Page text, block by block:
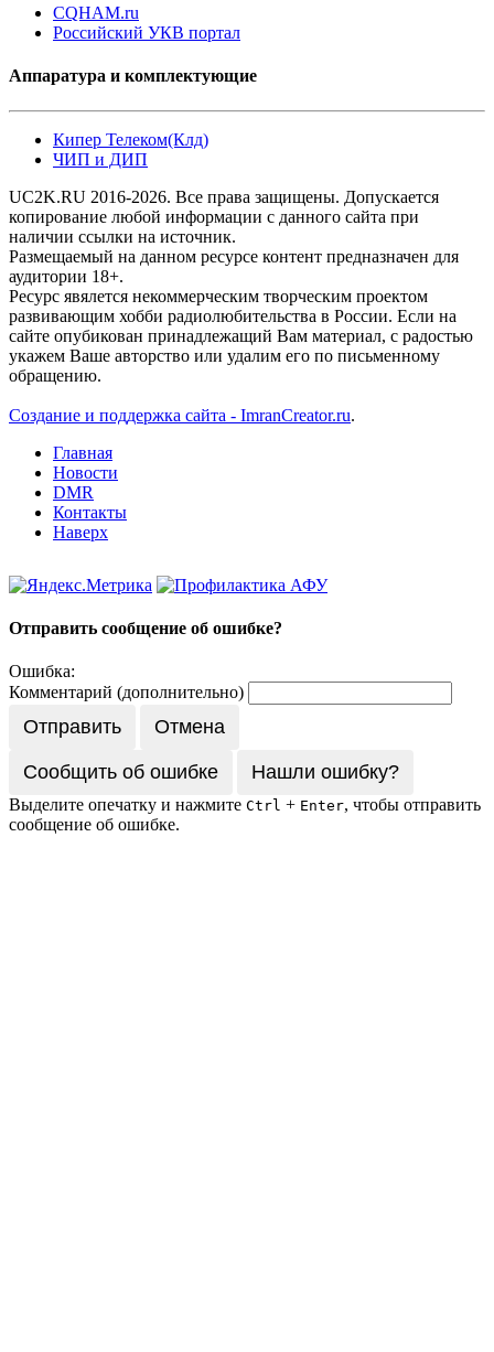
CQHAM.ru
Российский УКВ портал
Аппаратура и комплектующие
Кипер Телеком(Клд)
ЧИП и ДИП
UC2K.RU 2016-2026. Все права защищены. Допускается
копирование любой информации с данного сайта при
наличии ссылки на источник.
Размещаемый на данном ресурсе контент предназначен для
аудитории 18+.
Ресурс явялется некоммерческим творческим проектом
развивающим хобби радиолюбительства в России. Если на
сайте опубикован принадлежащий Вам материал, с радостью
укажем Ваше авторство или удалим его по письменному
обращению.
Создание и поддержка сайта - ImranCreator.ru.
Главная
Новости
DMR
Контакты
Наверх
Отправить сообщение об ошибке?
Ошибка:
Комментарий (дополнительно)
Отправить Отмена
Сообщить об ошибке Нашли ошибку?
Выделите опечатку и нажмите Ctrl + Enter, чтобы отправить
сообщение об ошибке.